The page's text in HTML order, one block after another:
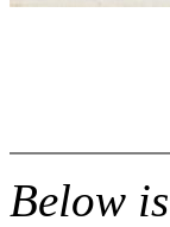
Below